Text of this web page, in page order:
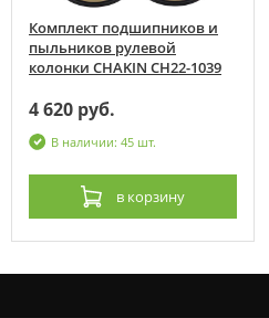
Комплект подшипников и
пыльников рулевой
колонки CHAKIN CH22-1039
4 620 руб.
В наличии: 45 шт.
в корзину